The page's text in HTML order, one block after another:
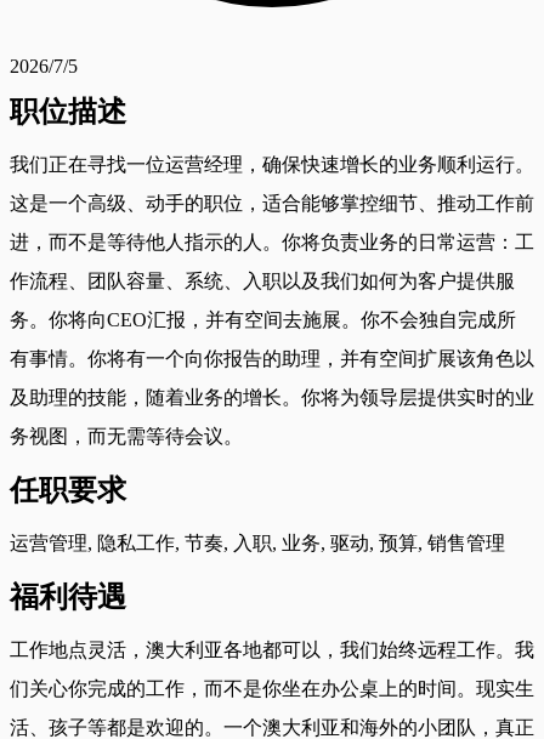
2026/7/5
职位描述
我们正在寻找一位运营经理，确保快速增长的业务顺利运行。
这是一个高级、动手的职位，适合能够掌控细节、推动工作前
进，而不是等待他人指示的人。你将负责业务的日常运营：工
作流程、团队容量、系统、入职以及我们如何为客户提供服
务。你将向CEO汇报，并有空间去施展。你不会独自完成所
有事情。你将有一个向你报告的助理，并有空间扩展该角色以
及助理的技能，随着业务的增长。你将为领导层提供实时的业
务视图，而无需等待会议。
任职要求
运营管理, 隐私工作, 节奏, 入职, 业务, 驱动, 预算, 销售管理
福利待遇
工作地点灵活，澳大利亚各地都可以，我们始终远程工作。我
们关心你完成的工作，而不是你坐在办公桌上的时间。现实生
活、孩子等都是欢迎的。一个澳大利亚和海外的小团队，真正